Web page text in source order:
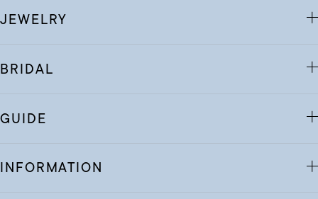
JEWELRY
BRIDAL
GUIDE
INFORMATION